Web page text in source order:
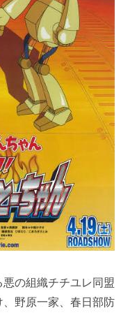
の組織チチユレ同盟
野原一家、春日部防